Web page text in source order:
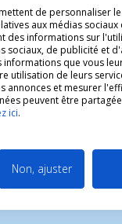
de personnaliser
aux médias
des informations sur
sociaux, de publicité et
informations que vous
utilisation de leurs
annonces et mesurer
peuvent être
ici.
Non, ajuster